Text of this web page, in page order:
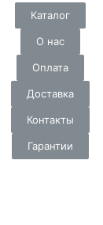
Каталог
О нас
Оплата
Доставка
Контакты
Гарантии